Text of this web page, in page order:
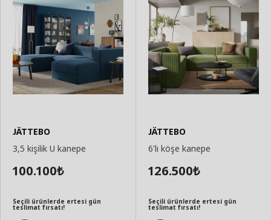
JÄTTEBO
3,5 kişilik U kanepe
100.100₺
Seçili ürünlerde ertesi gün
teslimat fırsatı!
JÄTTEBO
6'lı köşe kanepe
126.500₺
Seçili ürünlerde ertesi gün
teslimat fırsatı!